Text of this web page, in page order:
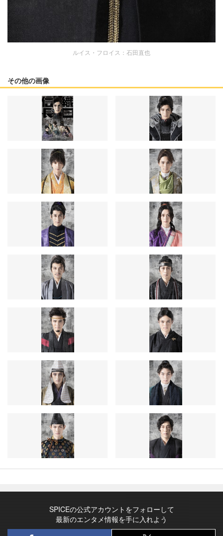
ルイス・フロイス：石田直也
その他の画像
SPICEの公式アカウントをフォローして
最新のエンタメ情報を手に入れよう